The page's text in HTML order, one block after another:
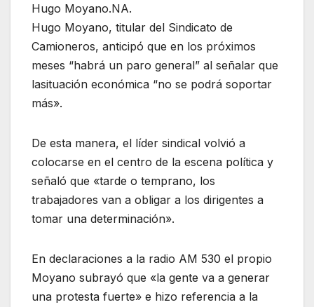
Hugo Moyano.NA.
Hugo Moyano, titular del Sindicato de
Camioneros, anticipó que en los próximos
meses “habrá un paro general” al señalar que
lasituación económica “no se podrá soportar
más».
De esta manera, el líder sindical volvió a
colocarse en el centro de la escena política y
señaló que «tarde o temprano, los
trabajadores van a obligar a los dirigentes a
tomar una determinación».
En declaraciones a la radio AM 530 el propio
Moyano subrayó que «la gente va a generar
una protesta fuerte» e hizo referencia a la